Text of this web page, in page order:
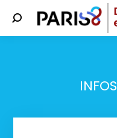
Search: